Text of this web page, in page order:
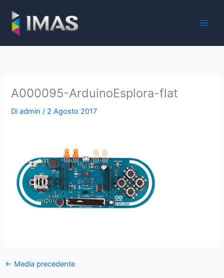
contenuto
A000095-ArduinoEsplora-flat
Diadmin/ 2 Agosto 2017
← Media precedente